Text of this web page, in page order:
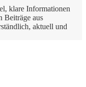
klare Informationen
Beiträge aus
aktuell und